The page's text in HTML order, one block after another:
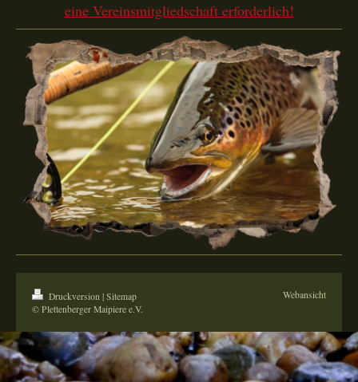
eine Vereinsmitgliedschaft erforderlich!
Druckversion | Sitemap
© Plettenberger Maipiere e.V.
Webansicht